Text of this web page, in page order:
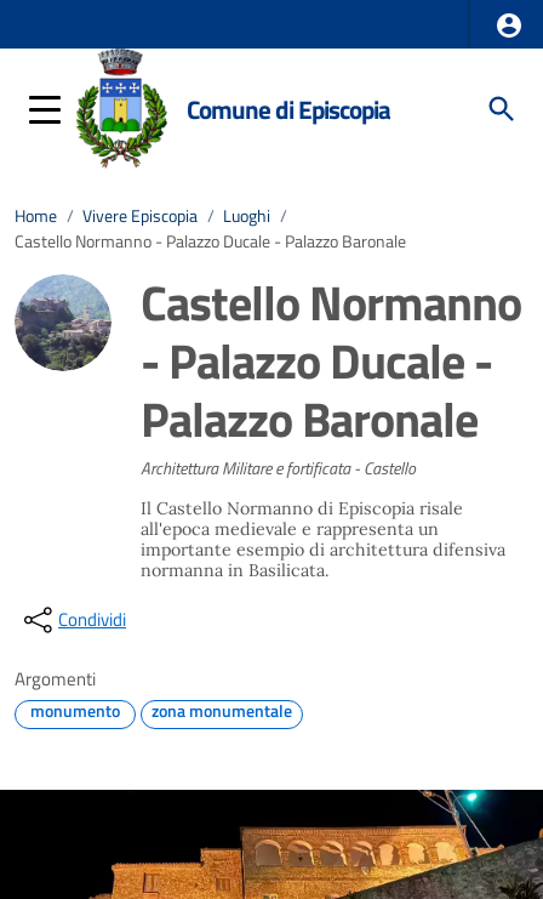
Comune di Episcopia
Home / Vivere Episcopia / Luoghi /
Castello Normanno - Palazzo Ducale - Palazzo Baronale
Castello Normanno
- Palazzo Ducale -
Palazzo Baronale
Architettura Militare e fortificata - Castello
Il Castello Normanno di Episcopia risale
all'epoca medievale e rappresenta un
importante esempio di architettura difensiva
normanna in Basilicata.
Condividi
Argomenti
monumento zona monumentale